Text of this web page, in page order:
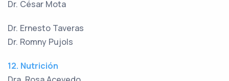
Dr. César Mota
Dr. Ernesto Taveras
Dr. Romny Pujols
12. Nutrición